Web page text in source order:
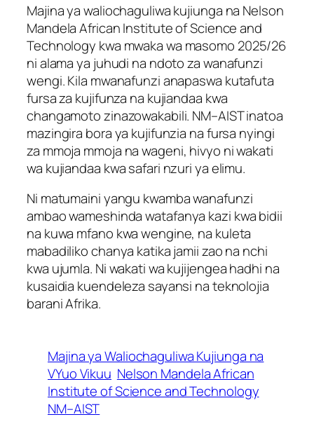
Majina ya waliochaguliwa kujiunga na Nelson
Mandela African Institute of Science and
Technology kwa mwaka wa masomo 2025/26
ni alama ya juhudi na ndoto za wanafunzi
wengi. Kila mwanafunzi anapaswa kutafuta
fursa za kujifunza na kujiandaa kwa
changamoto zinazowakabili. NM–AIST inatoa
mazingira bora ya kujifunzia na fursa nyingi
za mmoja mmoja na wageni, hivyo ni wakati
wa kujiandaa kwa safari nzuri ya elimu.
Ni matumaini yangu kwamba wanafunzi
ambao wameshinda watafanya kazi kwa bidii
na kuwa mfano kwa wengine, na kuleta
mabadiliko chanya katika jamii zao na nchi
kwa ujumla. Ni wakati wa kujijengea hadhi na
kusaidia kuendeleza sayansi na teknolojia
barani Afrika.
Majina ya Waliochaguliwa Kujiunga na
VYuo Vikuu Nelson Mandela African
Institute of Science and Technology
NM–AIST